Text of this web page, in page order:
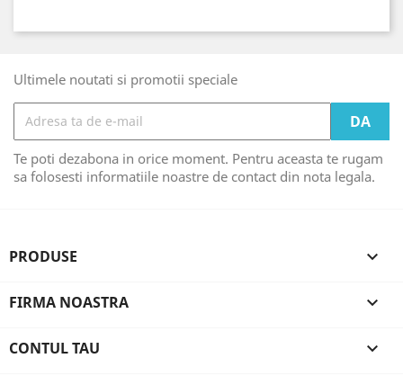
Ultimele noutati si promotii speciale
Te poti dezabona in orice moment. Pentru aceasta te rugam
sa folosesti informatiile noastre de contact din nota legala.
PRODUSE 
FIRMA NOASTRA 
CONTUL TAU 